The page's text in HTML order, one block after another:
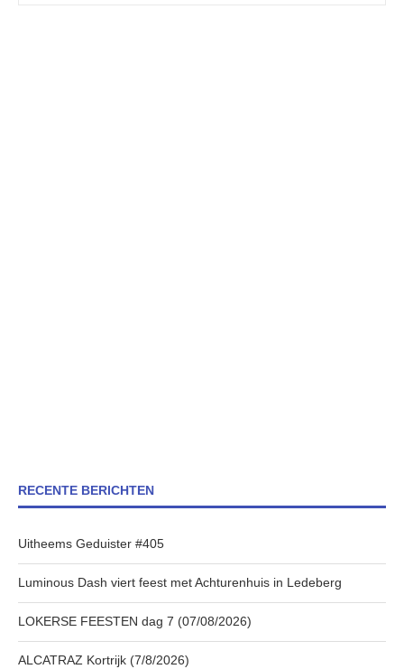
RECENTE BERICHTEN
Uitheems Geduister #405
Luminous Dash viert feest met Achturenhuis in Ledeberg
LOKERSE FEESTEN dag 7 (07/08/2026)
ALCATRAZ Kortrijk (7/8/2026)